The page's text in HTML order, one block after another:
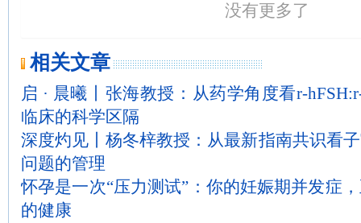
没有更多了
相关文章
启 · 晨曦丨张海教授：从药学角度看r-
临床的科学区隔
深度灼见丨杨冬梓教授：从最新指南共识看
问题的管理
怀孕是一次“压力测试”：你的妊娠期并发症
的健康